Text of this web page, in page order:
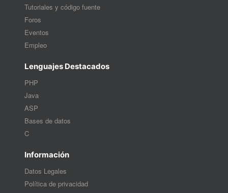
Tutoriales y código fuente
Foros
Eventos
Empleo
Lenguajes Destacados
PHP
Java
ASP
Bases de datos
C
Información
Datos Legales
Política de privacidad